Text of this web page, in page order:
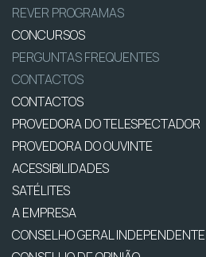
REVER PROGRAMAS
CONCURSOS
PERGUNTAS FREQUENTES
CONTACTOS
CONTACTOS
PROVEDORA DO TELESPECTADOR
PROVEDORA DO OUVINTE
ACESSIBILIDADES
SATÉLITES
A EMPRESA
CONSELHO GERAL INDEPENDENTE